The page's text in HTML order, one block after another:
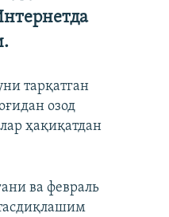
тарқатган
озод
ҳақиқатдан
ва февраль